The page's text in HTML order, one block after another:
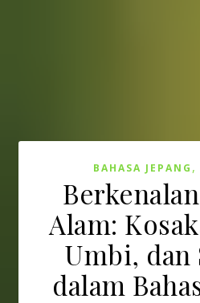
BAHASA JEPANG ,
Alam:
Umbi, dan
dalam